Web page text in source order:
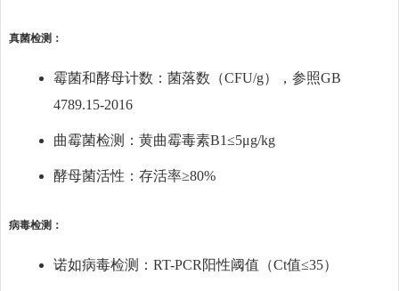
真菌检测：
霉菌和酵母计数：菌落数（CFU/g），参照GB
4789.15-2016
曲霉菌检测：黄曲霉毒素B1≤5μg/kg
酵母菌活性：存活率≥80%
病毒检测：
诺如病毒检测：RT-PCR阳性阈值（Ct值≤35）